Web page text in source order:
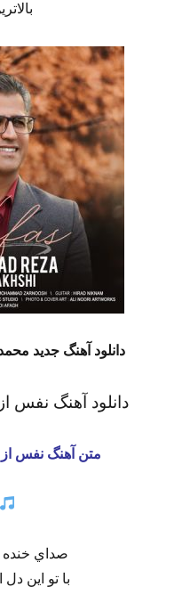
دانلود آهنگ جدید
دانلود آهنگ نفس
متن آهنگ نفس
صداي خنده
با تو اين دل